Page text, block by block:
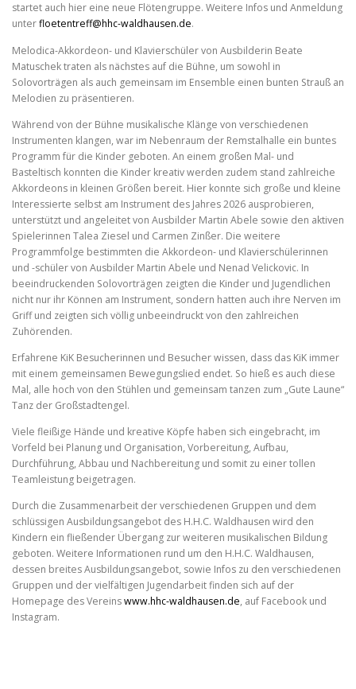
startet auch hier eine neue Flötengruppe. Weitere Infos und Anmeldung
unterfloetentreff@hhc-waldhausen.de.
Melodica-Akkordeon- und Klavierschüler von Ausbilderin Beate
Matuschek traten als nächstes auf die Bühne, um sowohl in
Solovorträgen als auch gemeinsam im Ensemble einen bunten Strauß an
Melodien zu präsentieren.
Während von der Bühne musikalische Klänge von verschiedenen
Instrumenten klangen, war im Nebenraum der Remstalhalle ein buntes
Programm für die Kinder geboten. An einem großen Mal- und
Basteltisch konnten die Kinder kreativ werden zudem stand zahlreiche
Akkordeons in kleinen Größen bereit. Hier konnte sich große und kleine
Interessierte selbst am Instrument des Jahres 2026 ausprobieren,
unterstützt und angeleitet von Ausbilder Martin Abele sowie den aktiven
Spielerinnen Talea Ziesel und Carmen Zinßer. Die weitere
Programmfolge bestimmten die Akkordeon- und Klavierschülerinnen
und -schüler von Ausbilder Martin Abele und Nenad Velickovic. In
beeindruckenden Solovorträgen zeigten die Kinder und Jugendlichen
nicht nur ihr Können am Instrument, sondern hatten auch ihre Nerven im
Griff und zeigten sich völlig unbeeindruckt von den zahlreichen
Zuhörenden.
Erfahrene KiK Besucherinnen und Besucher wissen, dass das KiK immer
mit einem gemeinsamen Bewegungslied endet. So hieß es auch diese
Mal, alle hoch von den Stühlen und gemeinsam tanzen zum „Gute Laune“
Tanz der Großstadtengel.
Viele fleißige Hände und kreative Köpfe haben sich eingebracht, im
Vorfeld bei Planung und Organisation, Vorbereitung, Aufbau,
Durchführung, Abbau und Nachbereitung und somit zu einer tollen
Teamleistung beigetragen.
Durch die Zusammenarbeit der verschiedenen Gruppen und dem
schlüssigen Ausbildungsangebot des H.H.C. Waldhausen wird den
Kindern ein fließender Übergang zur weiteren musikalischen Bildung
geboten. Weitere Informationen rund um den H.H.C. Waldhausen,
dessen breites Ausbildungsangebot, sowie Infos zu den verschiedenen
Gruppen und der vielfältigen Jugendarbeit finden sich auf der
Homepage des Vereinswww.hhc-waldhausen.de, auf Facebook und
Instagram.